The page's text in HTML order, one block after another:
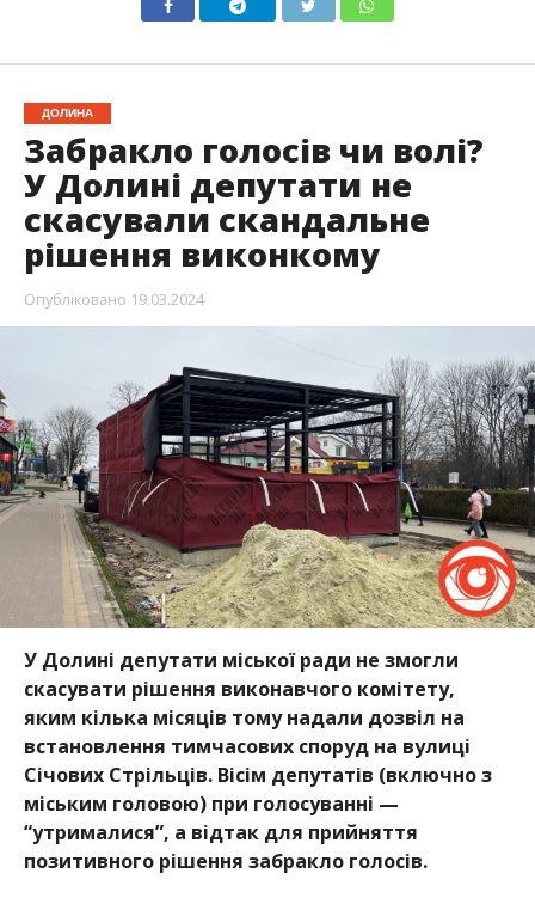
ДОЛИНА
Забракло голосів чи волі?
У Долині депутати не
скасували скандальне
рішення виконкому
Опубліковано 19.03.2024
У Долині депутати міської ради не змогли
скасувати рішення виконавчого комітету,
яким кілька місяців тому надали дозвіл на
встановлення тимчасових споруд на вулиці
Січових Стрільців. Вісім депутатів (включно з
міським головою) при голосуванні —
“утрималися”, а відтак для прийняття
позитивного рішення забракло голосів.